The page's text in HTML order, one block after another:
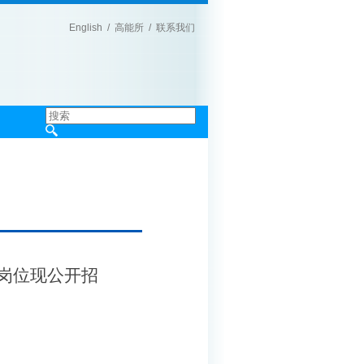
English / 高能所 / 联系我们
位现公开招